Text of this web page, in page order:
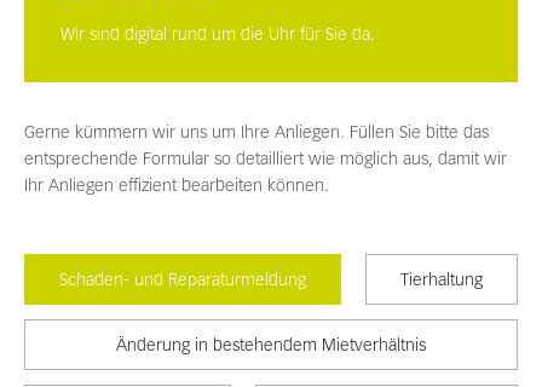
Wir sind digital rund um die Uhr für Sie da.
Gerne kümmern wir uns um Ihre Anliegen. Füllen Sie bitte das
entsprechende Formular so detailliert wie möglich aus, damit wir
Ihr Anliegen effizient bearbeiten können.
Schaden- und Reparaturmeldung Tierhaltung
Änderung in bestehendem Mietverhältnis